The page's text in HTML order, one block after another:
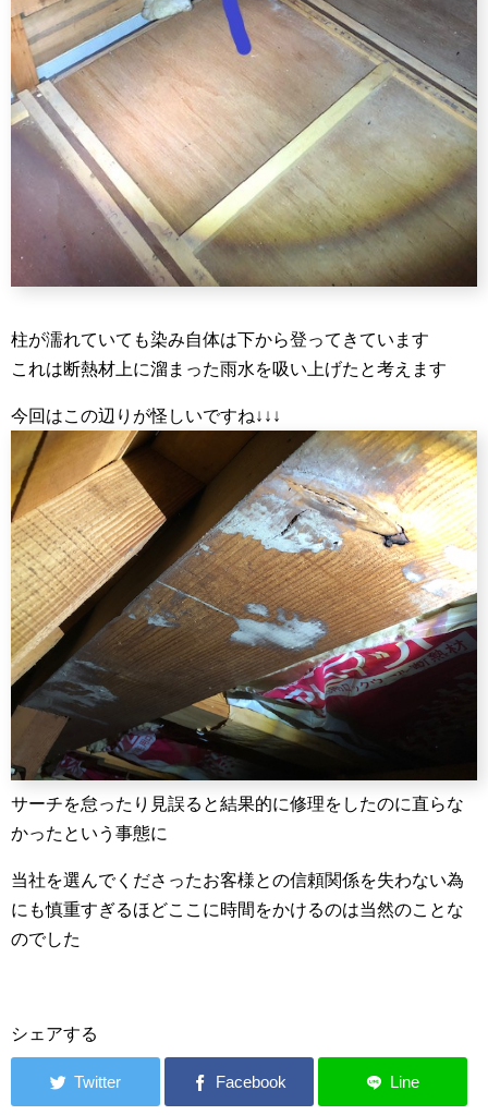
柱が濡れていても染み自体は下から登ってきています
これは断熱材上に溜まった雨水を吸い上げたと考えます
今回はこの辺りが怪しいですね↓↓↓
サーチを怠ったり見誤ると結果的に修理をしたのに直らな
かったという事態に
当社を選んでくださったお客様との信頼関係を失わない為
にも慎重すぎるほどここに時間をかけるのは当然のことな
のでした
シェアする